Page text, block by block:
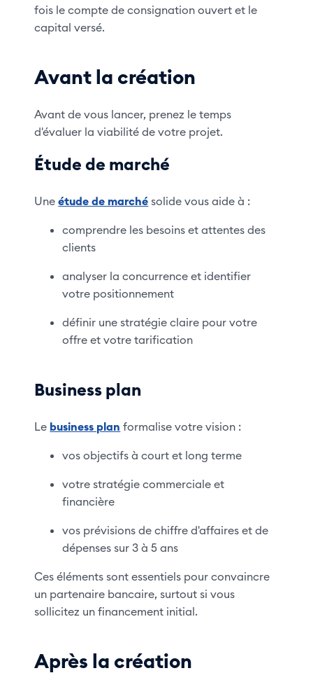
fois le compte de consignation ouvert et le
capital versé.
Avant la création
Avant de vous lancer, prenez le temps
d'évaluer la viabilité de votre projet.
Étude de marché
Uneétude de marché solide vous aide à :
comprendre les besoins et attentes des
clients
analyser la concurrence et identifier
votre positionnement
définir une stratégie claire pour votre
offre et votre tarification
Business plan
Le business plan formalise votre vision :
vos objectifs à court et long terme
votre stratégie commerciale et
financière
vos prévisions de chiffre d'affaires et de
dépenses sur 3 à 5 ans
Ces éléments sont essentiels pour convaincre
un partenaire bancaire, surtout si vous
sollicitez un financement initial.
Après la création